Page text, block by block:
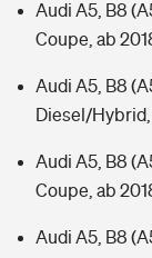
Audi A5, B8
Coupe, ab
Audi A5, B8
Diesel/Hybrid,
Audi A5, B8
Coupe, ab
Audi A5, B8